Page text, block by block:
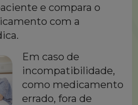
e compara o
com a
Em caso de
incompatibilidade,
como medicamento
errado, fora de